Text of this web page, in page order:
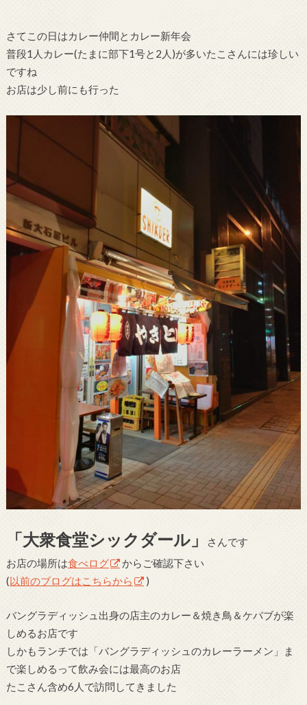
さてこの日はカレー仲間とカレー新年会
普段1人カレー(たまに部下1号と2人)が多いたこさんには珍しい
ですね
お店は少し前にも行った
「大衆食堂シックダール」
さんです
お店の場所は食べログ
からご確認下さい
(以前のブログはこちらから )
バングラディッシュ出身の店主のカレー＆焼き鳥＆ケバブが楽
しめるお店です
しかもランチでは「バングラディッシュのカレーラーメン」ま
で楽しめるって飲み会には最高のお店
たこさん含め6人で訪問してきました